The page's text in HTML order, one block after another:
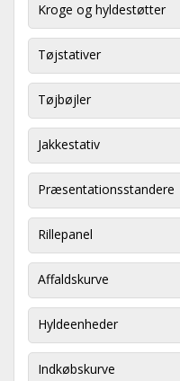
Kroge og hyldestøtter
Tøjstativer
Tøjbøjler
Jakkestativ
Præsentationsstandere
Rillepanel
Affaldskurve
Hyldeenheder
Indkøbskurve